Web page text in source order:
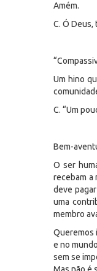
Amém.
C. Ó Deus,
Um hino
C. “Um
Bem-
O ser
recebam a
deve
uma
membro
Queremos
e no
sem se